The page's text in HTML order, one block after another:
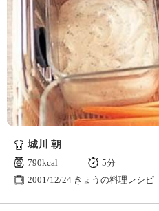
城川 朝
790kcal
5分
2001/12/24 きょうの料理レシピ